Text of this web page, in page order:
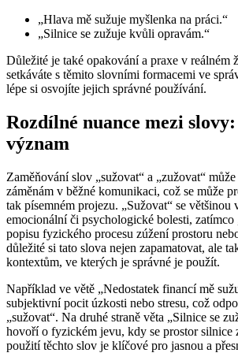
„Hlava mě sužuje myšlenka na práci.“
„Silnice se zužuje kvůli opravám.“
Důležité je také opakování a praxe v reálném
setkáváte s těmito slovními formacemi ve
lépe si osvojíte jejich správné používání.
Rozdílné nuance mezi
význam
Zaměňování slov „sužovat“ a „zužovat“
záměnám v běžné komunikaci, což se může
tak písemném projezu. „Sužovat“ se většinou
emocionální či psychologické bolesti, zatímco
popisu fyzického procesu zúžení prostoru
důležité si tato slova nejen zapamatovat, ale
kontextům, ve kterých je správné je použít.
Například ve větě „Nedostatek financí mě
subjektivní pocit úzkosti nebo stresu, což
„sužovat“. Na druhé straně věta „Silnice se
hovoří o fyzickém jevu, kdy se prostor silnice
použití těchto slov je klíčové pro jasnou a